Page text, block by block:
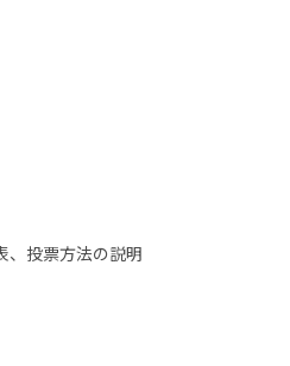
投票方法の説明